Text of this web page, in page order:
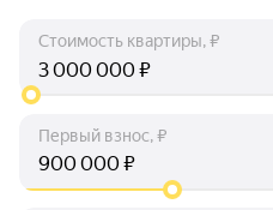
Стоимость квартиры, ₽
₽
Первый взнос, ₽
₽